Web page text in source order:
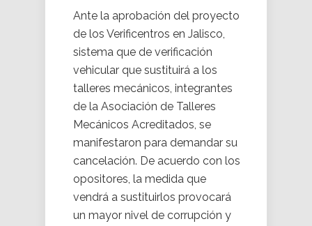
Ante la aprobación del proyecto
de los Verificentros en Jalisco,
sistema que de verificación
vehicular que sustituirá a los
talleres mecánicos, integrantes
de la Asociación de Talleres
Mecánicos Acreditados, se
manifestaron para demandar su
cancelación. De acuerdo con los
opositores, la medida que
vendrá a sustituirlos provocará
un mayor nivel de corrupción y